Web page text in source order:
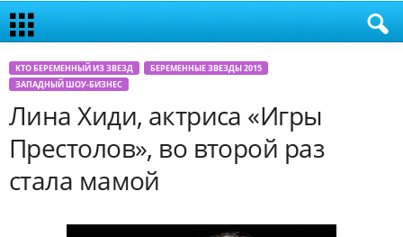
КТО БЕРЕМЕННЫЙ ИЗ ЗВЕЗД
БЕРЕМЕННЫЕ ЗВЕЗДЫ 2015
ЗАПАДНЫЙ ШОУ-БИЗНЕС
Лина Хиди, актриса «Игры
Престолов», во второй раз
стала мамой